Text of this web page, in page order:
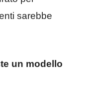
sarebbe
un modello